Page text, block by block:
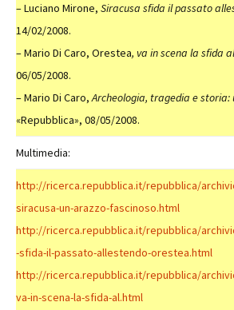
– Luciano Mirone, Siracusa sfida il passato
14/02/2008.
– Mario Di Caro, Orestea, va in scena la sfida
06/05/2008.
– Mario Di Caro,Archeologia, tragedia e storia:
«Repubblica», 08/05/2008.
Multimedia:
http://ricerca.repubblica.it/repubblica/
siracusa-un-arazzo-fascinoso.html
http://ricerca.repubblica.it/repubblica/
-sfida-il-passato-allestendo-orestea.html
http://ricerca.repubblica.it/repubblica/
va-in-scena-la-sfida-al.html